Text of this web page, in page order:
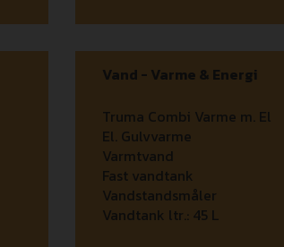
Vand - Varme & Energi
Truma Combi Varme m. El
El. Gulvvarme
Varmtvand
Fast vandtank
Vandstandsmåler
Vandtank ltr.: 45 L